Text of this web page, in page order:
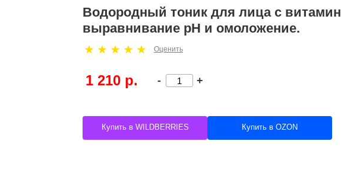
Водородный тоник для лица с
выравнивание pH и омоложение.
Оценить
1 210 р. - +
Купить в WILDBERRIES Купить в OZON